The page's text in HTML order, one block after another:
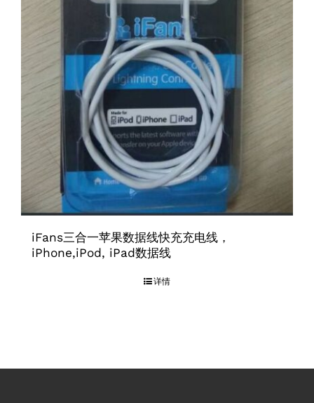
iFans三合一苹果数据线快充充电线，
iPhone,iPod, iPad数据线
详情